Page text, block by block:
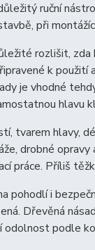
ruční
při
rozlišit,
k
je vhodné
hlavu
tvarem hlavy,
drobné
práce. Příliš
pohodlí i
Dřevěná
odolnost podle